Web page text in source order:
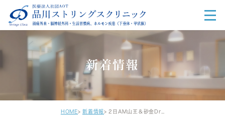
新着情報
HOME 新着情報